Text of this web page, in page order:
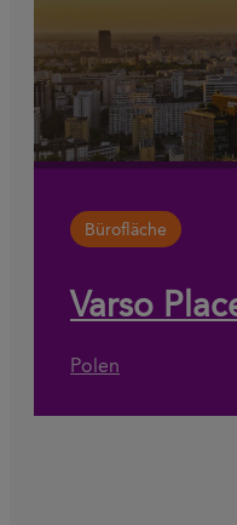
Bürofläche
Varso
Polen